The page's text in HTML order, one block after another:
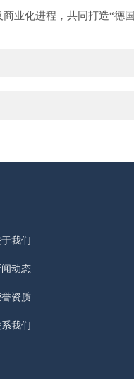
业化进程，共同打造“德
我们
闻动态
资质
我们